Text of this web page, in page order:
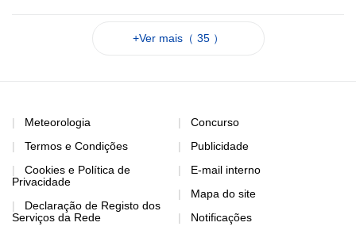
+Ver mais（ 35 ）
Meteorologia
Termos e Condições
Cookies e Política de
Privacidade
Declaração de Registo dos
Serviços da Rede
Concurso
Publicidade
E-mail interno
Mapa do site
Notificações